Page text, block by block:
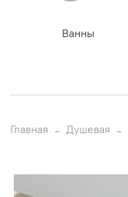
Ванны
Главная Душевая